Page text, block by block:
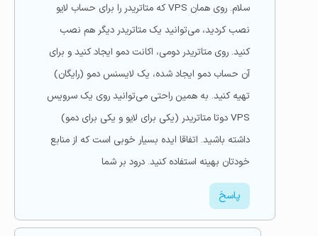
سلام. روی همان VPS که متاتریدر را برای حساب لایو
نصب کردید، می‌توانید یک متاتریدر دیگر هم نصب
کنید. روی متاتریدر دومی، اکانت دمو ایجاد کنید و برای
آن حساب دمو ایجاد شده، یک لایسنس دمو (رایگان)
تهیه کنید. به همین راحتی می‌توانید روی یک سرویس
VPS دوتا متاتریدر (یکی برای لایو و یکی برای دمو)
داشته باشید. اتفاقا ایده بسیار خوبی است که از منابع
خودتان بهینه استفاده کنید. درود بر شما
پاسخ